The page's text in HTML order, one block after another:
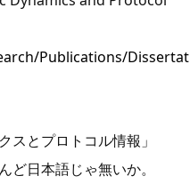
Publications/
スとプロトコル情報」
ど日本語じゃ無いか。